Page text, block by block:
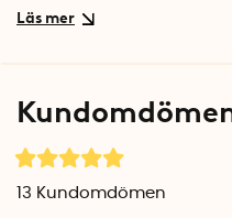
vuxna få stor glädje och
år! Men vem vet, kanske
13 Kundomdömen